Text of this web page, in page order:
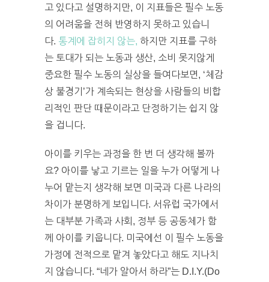
고 있다고 설명하지만, 이 지표들은 필수 노동
의 어려움을 전혀 반영하지 못하고 있습니
다. 통계에 잡히지 않는, 하지만 지표를 구하
는 토대가 되는 노동과 생산, 소비 못지않게
중요한 필수 노동의 실상을 들여다보면, ‘체감
상 불경기’가 계속되는 현상을 사람들의 비합
리적인 판단 때문이라고 단정하기는 쉽지 않
을 겁니다.
아이를 키우는 과정을 한 번 더 생각해 볼까
요? 아이를 낳고 기르는 일을 누가 어떻게 나
누어 맡는지 생각해 보면 미국과 다른 나라의
차이가 분명하게 보입니다. 서유럽 국가에서
는 대부분 가족과 사회, 정부 등 공동체가 함
께 아이를 키웁니다. 미국에선 이 필수 노동을
가정에 전적으로 맡겨 놓았다고 해도 지나치
지 않습니다. “네가 알아서 하라”는 D.I.Y.(Do